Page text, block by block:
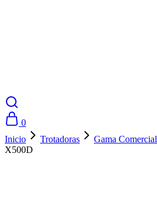
0
Inicio
Trotadoras Gama Comercial
X500D